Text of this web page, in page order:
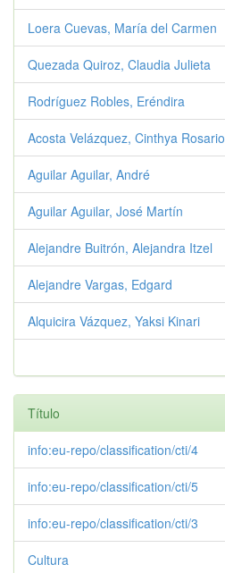
Loera Cuevas, María del Carmen
Quezada Quiroz, Claudia Julieta
Rodríguez Robles, Eréndira
Acosta Velázquez, Cinthya Rosario
Aguilar Aguilar, André
Aguilar Aguilar, José Martín
Alejandre Buitrón, Alejandra Itzel
Alejandre Vargas, Edgard
Alquicira Vázquez, Yaksi Kinari
Título
info:eu-repo/classification/cti/4
info:eu-repo/classification/cti/5
info:eu-repo/classification/cti/3
Cultura